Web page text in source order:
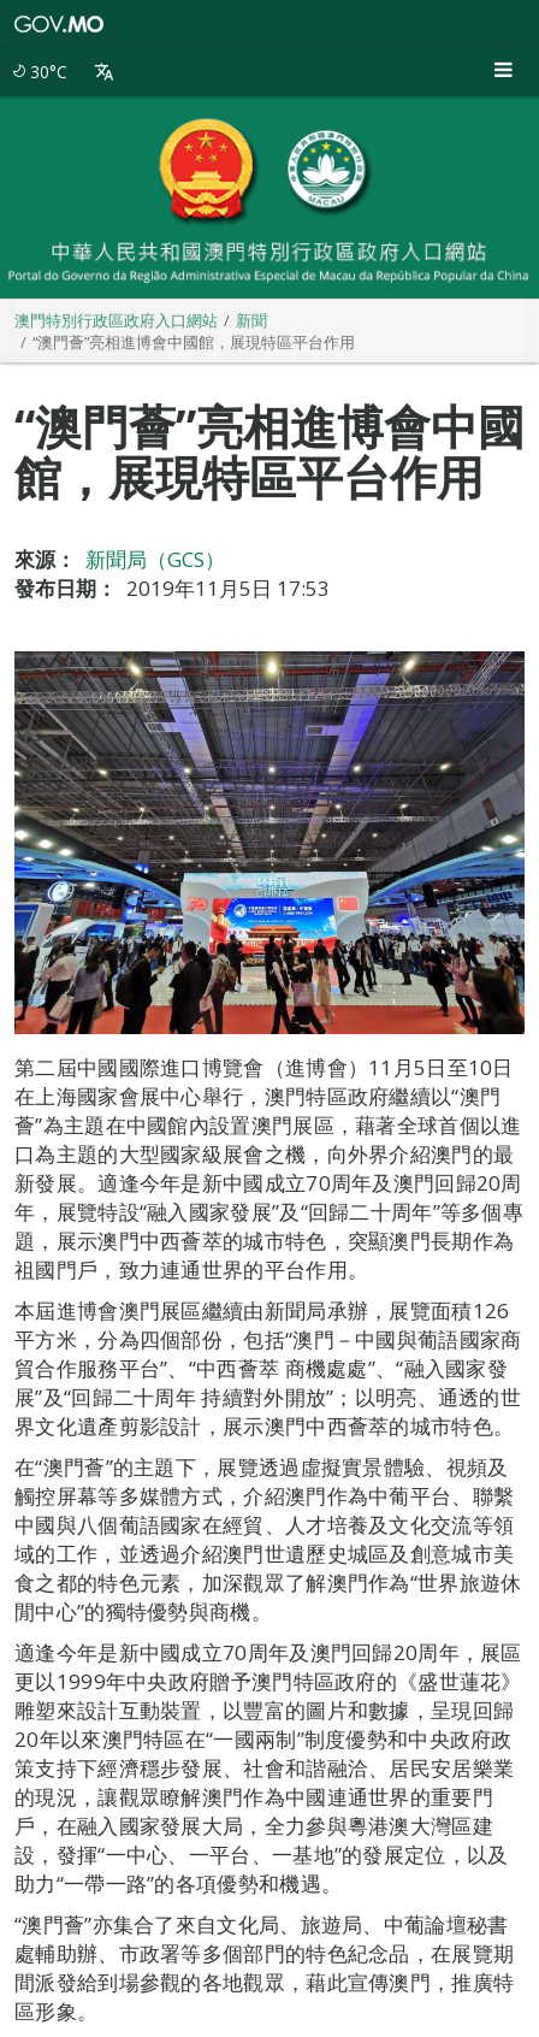
30°C
澳門特別行政區政府入口網站
新聞
“澳門薈”亮相進博會中國館，展現特區平台作用
“澳門薈”亮相進博會中國
館，展現特區平台作用
來源：
新聞局（GCS）
發布日期：
2019年11月5日 17:53
第二屆中國國際進口博覽會（進博會）11月5日至10日
在上海國家會展中心舉行，澳門特區政府繼續以“澳門
薈”為主題在中國館內設置澳門展區，藉著全球首個以進
口為主題的大型國家級展會之機，向外界介紹澳門的最
新發展。適逢今年是新中國成立70周年及澳門回歸20周
年，展覽特設“融入國家發展”及“回歸二十周年”等多個專
題，展示澳門中西薈萃的城市特色，突顯澳門長期作為
祖國門戶，致力連通世界的平台作用。
本屆進博會澳門展區繼續由新聞局承辦，展覽面積126
平方米，分為四個部份，包括“澳門－中國與葡語國家商
貿合作服務平台”、“中西薈萃 商機處處”、“融入國家發
展”及“回歸二十周年 持續對外開放”；以明亮、通透的世
界文化遺產剪影設計，展示澳門中西薈萃的城市特色。
在“澳門薈”的主題下，展覽透過虛擬實景體驗、視頻及
觸控屏幕等多媒體方式，介紹澳門作為中葡平台、聯繫
中國與八個葡語國家在經貿、人才培養及文化交流等領
域的工作，並透過介紹澳門世遺歷史城區及創意城市美
食之都的特色元素，加深觀眾了解澳門作為“世界旅遊休
閒中心”的獨特優勢與商機。
適逢今年是新中國成立70周年及澳門回歸20周年，展區
更以1999年中央政府贈予澳門特區政府的《盛世蓮花》
雕塑來設計互動裝置，以豐富的圖片和數據，呈現回歸
20年以來澳門特區在“一國兩制”制度優勢和中央政府政
策支持下經濟穩步發展、社會和諧融洽、居民安居樂業
的現況，讓觀眾瞭解澳門作為中國連通世界的重要門
戶，在融入國家發展大局，全力參與粵港澳大灣區建
設，發揮“一中心、一平台、一基地”的發展定位，以及
助力“一帶一路”的各項優勢和機遇。
“澳門薈”亦集合了來自文化局、旅遊局、中葡論壇秘書
處輔助辦、市政署等多個部門的特色紀念品，在展覽期
間派發給到場參觀的各地觀眾，藉此宣傳澳門，推廣特
區形象。